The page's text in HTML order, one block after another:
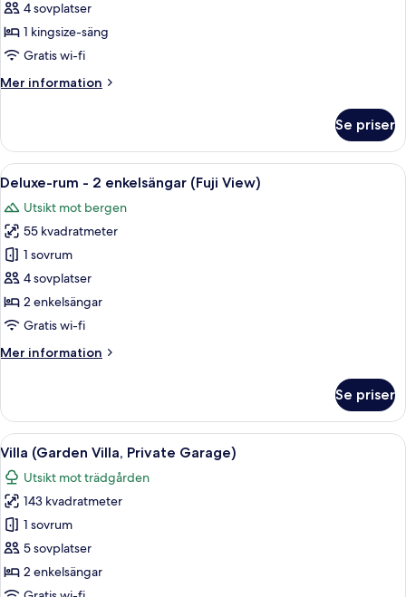
rum
-
1
säng
4 sovplatser
1 kingsize-säng
Gratis wi-fi
Mer information
Mer
rum
1
säng
(Fuji
View)
Se priser
Öppna
alla
foton
för
Deluxe-
rum
-
2
(Fuji
En låda med snyggt ordnade fack
6
Deluxe-rum - 2 enkelsängar (Fuji View)
Utsikt mot bergen
55 kvadratmeter
1 sovrum
4 sovplatser
2 enkelsängar
Gratis wi-fi
Mer information
Mer
rum
2
enkelsängar
(Fuji
View)
Se priser
Öppna
alla
foton
för
Villa
(Garden
Villa,
Private
En modern inredning med ett
8
Villa (Garden Villa, Private Garage)
Utsikt mot trädgården
143 kvadratmeter
1 sovrum
5 sovplatser
2 enkelsängar